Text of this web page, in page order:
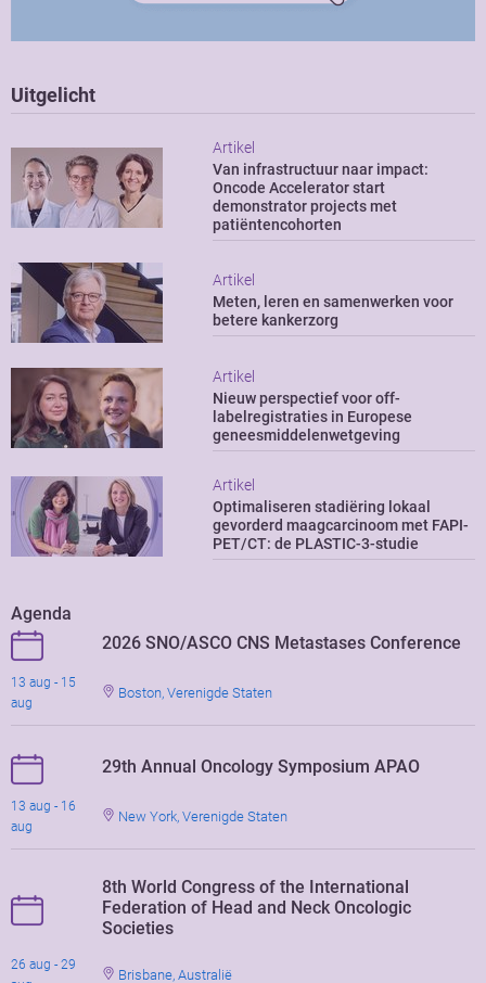
Uitgelicht
Artikel
Van infrastructuur naar impact:
Oncode Accelerator start
demonstrator projects met
patiëntencohorten
Artikel
Meten, leren en samenwerken voor
betere kankerzorg
Artikel
Nieuw perspectief voor off-
labelregistraties in Europese
geneesmiddelenwetgeving
Artikel
Optimaliseren stadiëring lokaal
gevorderd maagcarcinoom met FAPI-
PET/CT: de PLASTIC-3-studie
Agenda
2026 SNO/ASCO CNS Metastases Conference
13 aug - 15
aug
Boston, Verenigde Staten
29th Annual Oncology Symposium APAO
13 aug - 16
aug
New York, Verenigde Staten
8th World Congress of the International
Federation of Head and Neck Oncologic
Societies
26 aug - 29
Brisbane, Australië